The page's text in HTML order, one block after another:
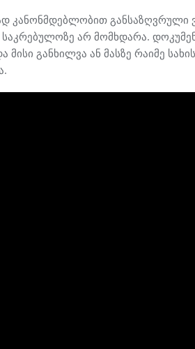
კანონმდებლობით განსაზღვრული
არ მომხდარა.
მისი განხილვა ან მასზე რაიმე